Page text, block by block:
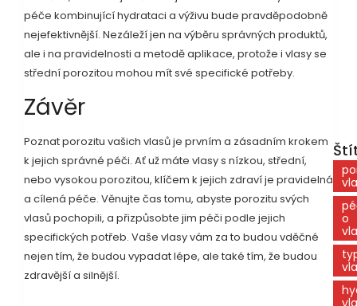
péče kombinující hydrataci a výživu bude pravděpodobně
nejefektivnější. Nezáleží jen na výběru správných produktů,
ale i na pravidelnosti a metodě aplikace, protože i vlasy se
střední porozitou mohou mít své specifické potřeby.
Závěr
Poznat porozitu vašich vlasů je prvním a zásadním krokem
k jejich správné péči. Ať už máte vlasy s nízkou, střední,
nebo vysokou porozitou, klíčem k jejich zdraví je pravidelná
a cílená péče. Věnujte čas tomu, abyste porozitu svých
vlasů pochopili, a přizpůsobte jim péči podle jejich
specifických potřeb. Vaše vlasy vám za to budou vděčné
nejen tím, že budou vypadat lépe, ale také tím, že budou
zdravější a silnější.
o